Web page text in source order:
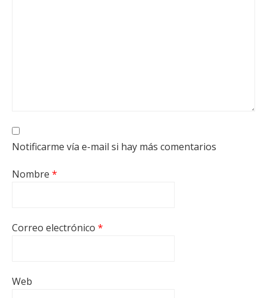
Notificarme vía e-mail si hay más comentarios
Nombre *
Correo electrónico *
Web